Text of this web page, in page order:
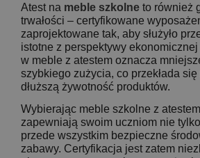
Atest na meble szkolne to również
trwałości – certyfikowane
zaprojektowane tak, aby służyło
istotne z perspektywy ekonomicznej
w meble z atestem oznacza
szybkiego zużycia, co przekłada
dłuższą żywotność produktów.
Wybierając meble szkolne z
zapewniają swoim uczniom nie
przede wszystkim bezpieczne
zabawy. Certyfikacja jest zatem